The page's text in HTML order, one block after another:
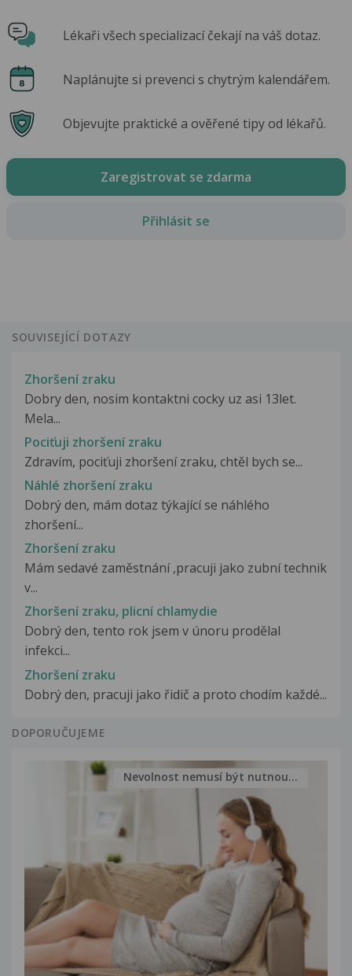
Lékaři všech specializací čekají na váš dotaz.
Naplánujte si prevenci s chytrým kalendářem.
Objevujte praktické a ověřené tipy od lékařů.
Zaregistrovat se zdarma
Přihlásit se
SOUVISEJÍCÍ DOTAZY
Zhoršení zraku
Dobry den, nosim kontaktni cocky uz asi 13let.
Mela...
Pociťuji zhoršení zraku
Zdravím, pociťuji zhoršení zraku, chtěl bych se...
Náhlé zhoršení zraku
Dobrý den, mám dotaz týkající se náhlého
zhoršení...
Zhoršení zraku
Mám sedavé zaměstnání ,pracuji jako zubní technik
v...
Zhoršení zraku, plicní chlamydie
Dobrý den, tento rok jsem v únoru prodělal
infekci...
Zhoršení zraku
Dobrý den, pracuji jako řidič a proto chodím každé...
DOPORUČUJEME
Nevolnost nemusí být nutnou...